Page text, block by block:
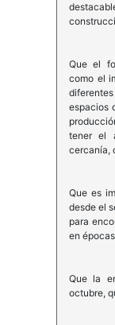
Que el
como el
espacios
tener el
cercanía,
Que es
desde el
para
en
Que la
octubre,